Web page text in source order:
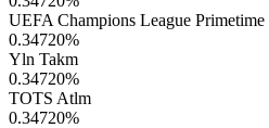
UEFA Champions League Primetime
0.34720%
Yln Takm
0.34720%
TOTS Atlm
0.34720%